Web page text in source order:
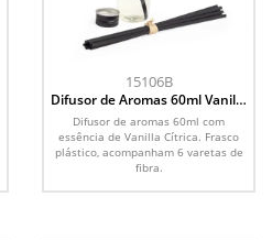
15106B
Difusor de Aromas 60ml Vanilla
Difusor de aromas 60ml com
essência de Vanilla Cítrica. Frasco
plástico, acompanham 6 varetas de
fibra.